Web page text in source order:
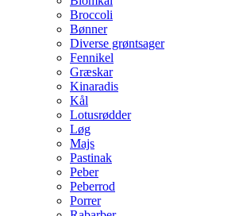
Broccoli
Bønner
Diverse grøntsager
Fennikel
Græskar
Kinaradis
Kål
Lotusrødder
Løg
Majs
Pastinak
Peber
Peberrod
Porrer